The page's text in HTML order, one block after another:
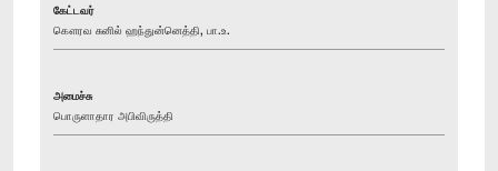
கேட்டவர்
கௌரவ சுனில் ஹந்துன்னெத்தி, பா.உ.
அமைச்சு
பொருளாதார அபிவிருத்தி